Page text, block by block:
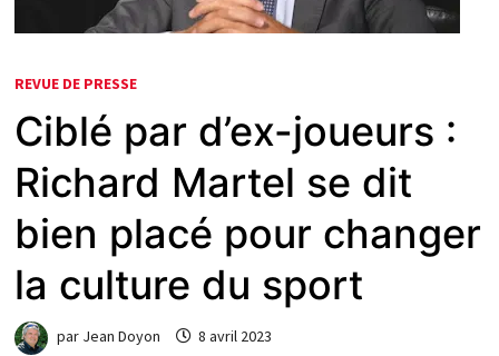
REVUE DE PRESSE
Ciblé par d’ex-joueurs :
Richard Martel se dit
bien placé pour changer
la culture du sport
par Jean Doyon 8 avril 2023